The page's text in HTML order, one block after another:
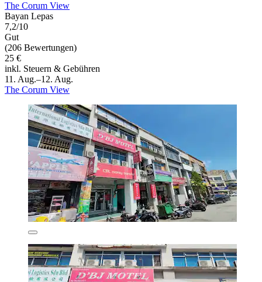
The Corum View
Bayan Lepas
7,2/10
Gut
(206 Bewertungen)
25 €
inkl. Steuern & Gebühren
11. Aug.–12. Aug.
The Corum View